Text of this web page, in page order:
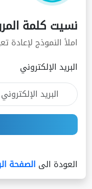
نسيت كلمة
املأ النموذج لإعادة
البريد الإلكتروني
العودة الى الصفحة